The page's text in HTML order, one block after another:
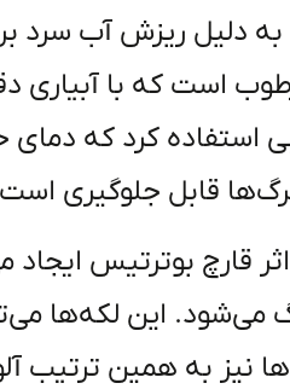
دلیل ریزش آب سرد
است که با آبیاری
قابل جلوگیری
قارچ بوترتیس
می‌شود. این لکه‌ها
نیز به همین ترتیب